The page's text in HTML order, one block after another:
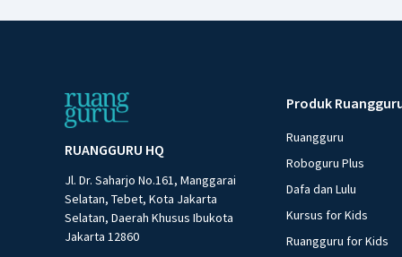
RUANGGURU HQ
Jl. Dr. Saharjo No.161, Manggarai
Selatan, Tebet, Kota Jakarta
Selatan, Daerah Khusus Ibukota
Jakarta 12860
Produk
Ruangguru
Roboguru Plus
Dafa dan Lulu
Kursus for Kids
Ruangguru for Kids